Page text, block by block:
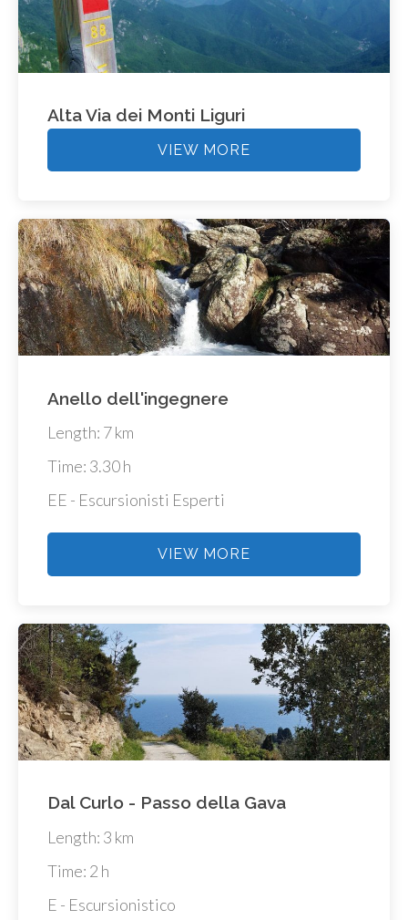
Alta Via dei Monti Liguri
VIEW MORE
Anello dell'ingegnere
Length: 7 km
Time: 3.30 h
EE - Escursionisti Esperti
VIEW MORE
Dal Curlo - Passo della Gava
Length: 3 km
Time: 2 h
E - Escursionistico